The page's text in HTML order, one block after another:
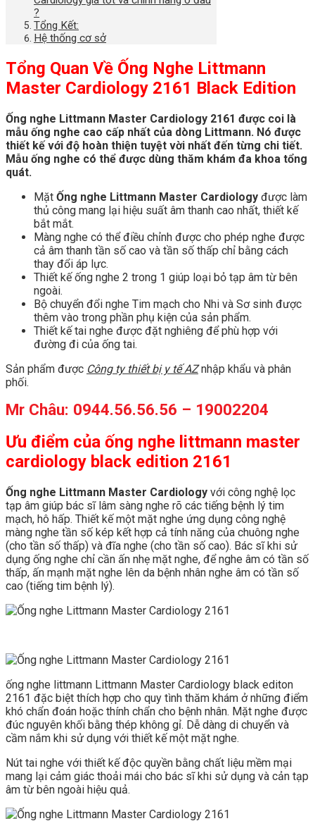
?
Tổng Kết:
Hệ thống cơ sở
Tổng Quan Về Ống Nghe Littmann
Master Cardiology 2161 Black Edition
Ống nghe Littmann Master Cardiology 2161 được coi là
mẫu ống nghe cao cấp nhất của dòng Littmann. Nó được
thiết kế với độ hoàn thiện tuyệt vời nhất đến từng chi tiết.
Mẫu ống nghe có thể được dùng thăm khám đa khoa tổng
quát.
Mặt Ống nghe Littmann Master Cardiology được làm
thủ công mang lại hiệu suất âm thanh cao nhất, thiết kế
bắt mắt.
Màng nghe có thể điều chỉnh được cho phép nghe được
cả âm thanh tần số cao và tần số thấp chỉ bằng cách
thay đổi áp lực.
Thiết kế ống nghe 2 trong 1 giúp loại bỏ tạp âm từ bên
ngoài.
Bộ chuyển đổi nghe Tim mạch cho Nhi và Sơ sinh được
thêm vào trong phần phụ kiện của sản phẩm.
Thiết kế tai nghe được đặt nghiêng để phù hợp với
đường đi của ống tai.
Sản phẩm được Công ty thiết bị y tế AZnhập khẩu và phân
phối.
Mr Châu: 0944.56.56.56 – 19002204
Ưu điểm của ống nghe littmann master
cardiology black edition 2161
Ống nghe Littmann Master Cardiology với công nghệ lọc
tạp âm giúp bác sĩ lâm sàng nghe rõ các tiếng bệnh lý tim
mạch, hô hấp. Thiết kế một mặt nghe ứng dụng công nghệ
màng nghe tần số kép kết hợp cả tính năng của chuông nghe
(cho tần số thấp) và đĩa nghe (cho tần số cao). Bác sĩ khi sử
dụng ống nghe chỉ cần ấn nhẹ mặt nghe, để nghe âm có tần số
thấp, ấn mạnh mặt nghe lên da bệnh nhân nghe âm có tần số
cao (tiếng tim bệnh lý).
ống nghe littmann Littmann Master Cardiology black editon
2161 đặc biệt thích hợp cho quy tình thăm khám ở những điểm
khó chẩn đoán hoặc thính chẩn cho bệnh nhân. Mặt nghe được
đúc nguyên khối bằng thép không gỉ. Dễ dàng di chuyển và
cầm nắm khi sử dụng với thiết kế một mặt nghe.
Nút tai nghe với thiết kế độc quyền bằng chất liệu mềm mại
mang lại cảm giác thoải mái cho bác sĩ khi sử dụng và cản tạp
âm từ bên ngoài hiệu quả.